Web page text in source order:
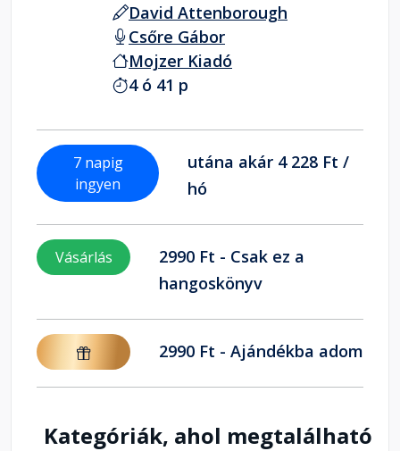
David Attenborough
Csőre Gábor
Mojzer Kiadó
4 ó 41 p
7 napig
ingyen
utána akár 4 228 Ft /
hó
Vásárlás
2990 Ft - Csak ez a
hangoskönyv
2990 Ft - Ajándékba adom
Kategóriák, ahol megtalálható